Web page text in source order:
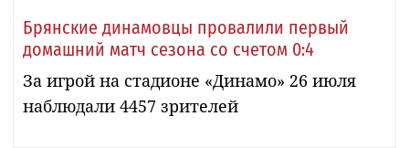
Брянские динамовцы провалили первый
домашний матч сезона со счетом 0:4
За игрой на стадионе «Динамо» 26 июля
наблюдали 4457 зрителей